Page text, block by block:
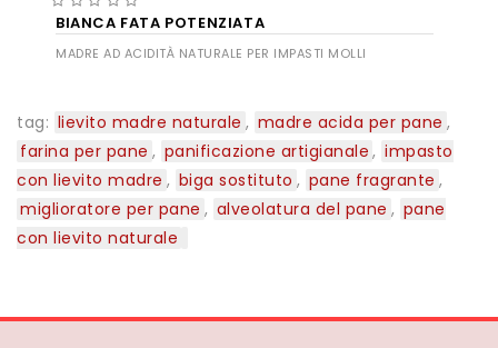
BIANCA FATA POTENZIATA
MADRE AD ACIDITÀ NATURALE PER IMPASTI MOLLI
tag: lievito madre naturale , madre acida per pane ,
farina per pane , panificazione artigianale , impasto
con lievito madre , biga sostituto , pane fragrante ,
miglioratore per pane , alveolatura del pane , pane
con lievito naturale